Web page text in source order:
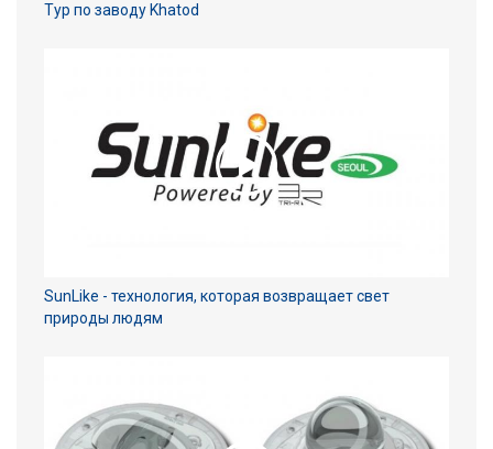
Тур по заводу Khatod
SunLike - технология, которая возвращает свет
природы людям